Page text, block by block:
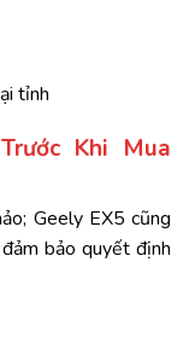
tỉnh
Khi Mua
Geely EX5 cũng
bảo quyết định